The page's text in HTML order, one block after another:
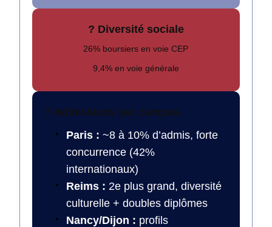
? Diversité sociale
26% boursiers en voie CEP
9,4% en voie générale
?️ Admissions par campus
Paris : ~8 à 10% d’admis, forte
concurrence (42%
internationaux)
Reims : 2e plus grand, diversité
culturelle + doubles diplômes
Nancy/Dijon : profils